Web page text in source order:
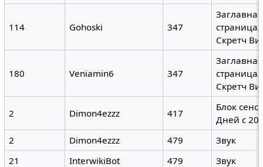
114 Gohoski 347
Заглавная
страница/
Скретч
180 Veniamin6 347
Заглавная
страница/
Скретч
2 Dimon4ezzz 417
Блок
Дней с
2
Dimon4ezzz 479
Звук
21
InterwikiBot 479
Звук